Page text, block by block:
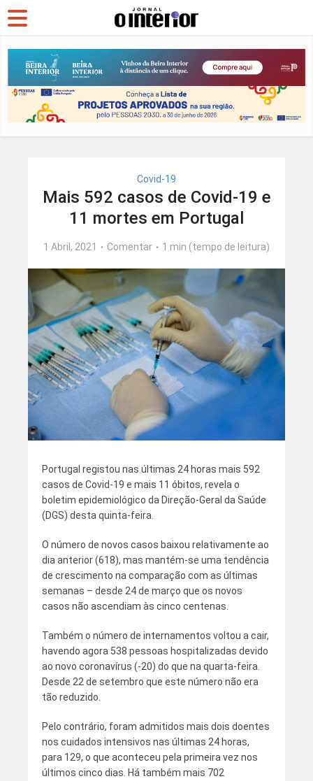
Covid-19
Mais 592 casos de Covid-19 e
11 mortes em Portugal
1 Abril, 2021 Comentar 1 min (tempo de leitura)
Portugal registou nas últimas 24 horas mais 592
casos de Covid-19 e mais 11 óbitos, revela o
boletim epidemiológico da Direção-Geral da Saúde
(DGS) desta quinta-feira.
O número de novos casos baixou relativamente ao
dia anterior (618), mas mantém-se uma tendência
de crescimento na comparação com as últimas
semanas – desde 24 de março que os novos
casos não ascendiam às cinco centenas.
Também o número de internamentos voltou a cair,
havendo agora 538 pessoas hospitalizadas devido
ao novo coronavírus (-20) do que na quarta-feira.
Desde 22 de setembro que este número não era
tão reduzido.
Pelo contrário, foram admitidos mais dois doentes
nos cuidados intensivos nas últimas 24 horas,
para 129, o que aconteceu pela primeira vez nos
últimos cinco dias. Há também mais 702